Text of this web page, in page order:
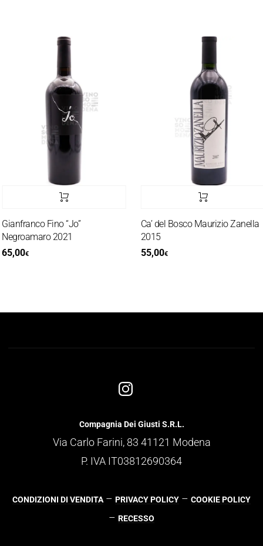
Fino “Jo”
2021
€
Ca’ del Bosco Maurizio Zanella
2015
55,00€
Compagnia Dei Giusti S.R.L.
Via Carlo Farini, 83 41121 Modena
P. IVA IT03812690364
CONDIZIONI DI VENDITA – PRIVACY POLICY – COOKIE POLICY
– RECESSO